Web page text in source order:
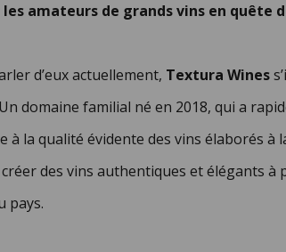
amateurs de grands vins en quête
d’eux actuellement, Textura Wines
domaine familial né en 2018, qui a
à la qualité évidente des vins élaborés
des vins authentiques et élégants
pays.